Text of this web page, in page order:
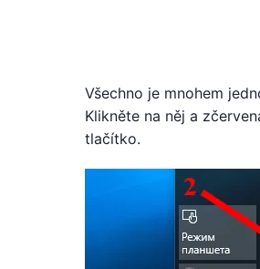
Všechno je mnohem
Klikněte na něj a
tlačítko.